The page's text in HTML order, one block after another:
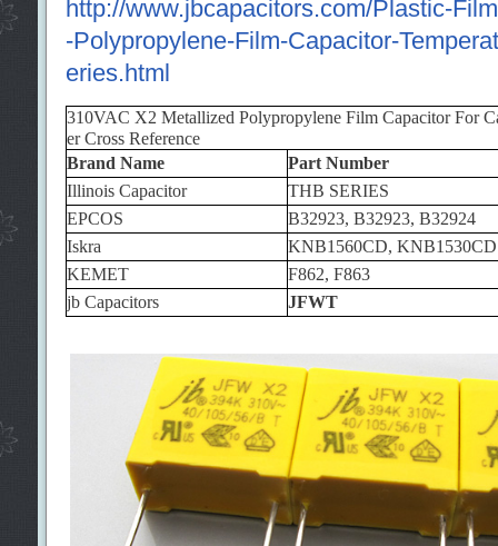
http://www.jbcapacitors.com/Plastic-
-Polypropylene-Film-Capacitor-
eries.html
310VAC X2 Metallized Polypropylene Film Capacitor For
er Cross Reference
Brand Name
Part Number
Illinois Capacitor
THB SERIES
EPCOS
B32923, B32923, B32924
Iskra
KNB1560CD, KNB1530CD
KEMET
F862, F863
jb Capacitors
JFWT